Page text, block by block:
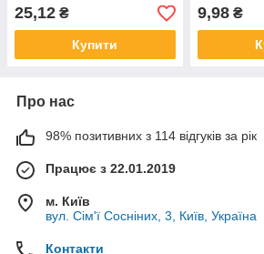
25,12 ₴
Купити
9,98₴
Про нас
98% позитивних з 114 відгуків за рік
Працює з 22.01.2019
м. Київ
вул. Сім'ї Сосніних, 3, Київ, Україна
Контакти